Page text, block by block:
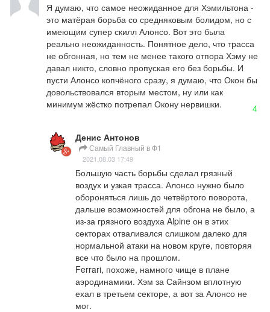
Я думаю, что самое неожиданное для Хэмильтона -
это матёрая борьба со средняковым болидом, но с
имеющим супер скилл Алонсо. Вот это была
реально неожиданность. Понятное дело, что трасса
не обгонная, но тем не менее такого отпора Хэму не
давал никто, словно пропуская его без борьбы. И
пусти Алонсо копчёного сразу, я думаю, что Окон бы
довольствовался вторым местом, ну или как
минимум жёстко потрепал Окону нервишки.
4
Денис Антонов
Самый Главный в Ф1
2021.08.03 17:49
Большую часть борьбы сделал грязный
воздух и узкая трасса. Алонсо нужно было
обороняться лишь до четвёртого поворота,
дальше возможностей для обгона не было, а
из-за грязного воздуха Alpine он в этих
секторах отваливался слишком далеко для
нормальной атаки на новом круге, повторяя
все что было на прошлом.
Ferrari, похоже, намного чище в плане
аэродинамики. Хэм за Сайнзом вплотную
ехал в третьем секторе, а вот за Алонсо не
мог.